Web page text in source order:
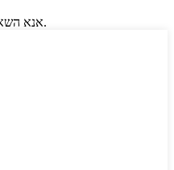
אנא השאירו את המייל שלכם ושלחו לנו הודעה.